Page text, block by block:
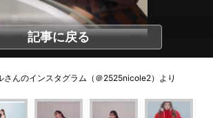
記事に戻る
さんのインスタグラム（＠2525nicole2）より